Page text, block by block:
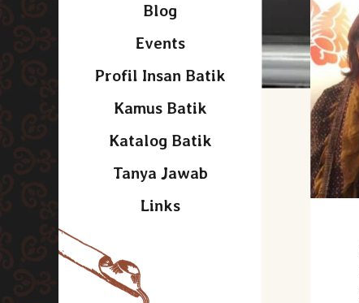
Blog
Events
Profil Insan Batik
Kamus Batik
Katalog Batik
Tanya Jawab
Links